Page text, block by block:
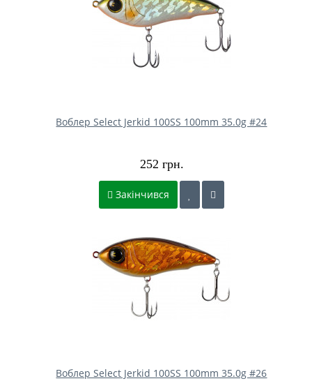
Воблер Select Jerkid 100SS 100mm 35.0g #24
252 грн.
Закінчився
Воблер Select Jerkid 100SS 100mm 35.0g #26